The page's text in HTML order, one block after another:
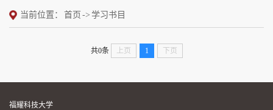
当前位置： 首页 -> 学习书目
共0条 上页 1 下页
福耀科技大学